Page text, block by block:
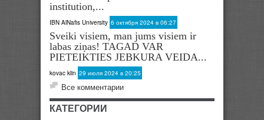
institution,...
IBN AlNafis University 6 октября 2024 в 06:27
Sveiki visiem, man jums visiem ir
labas ziņas! TAGAD VAR
PIETEIKTIES JEBKURA VEIDA...
kovac klin 29 июля 2024 в 20:25
Все комментарии
КАТЕГОРИИ